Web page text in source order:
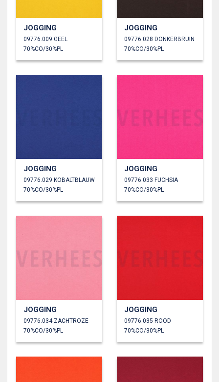
JOGGING
09776.009 GEEL
70%CO/30%PL
JOGGING
09776.028 DONKERBRUIN
70%CO/30%PL
JOGGING
09776.029 KOBALTBLAUW
70%CO/30%PL
JOGGING
09776.033 FUCHSIA
70%CO/30%PL
JOGGING
09776.034 ZACHTROZE
70%CO/30%PL
JOGGING
09776.035 ROOD
70%CO/30%PL